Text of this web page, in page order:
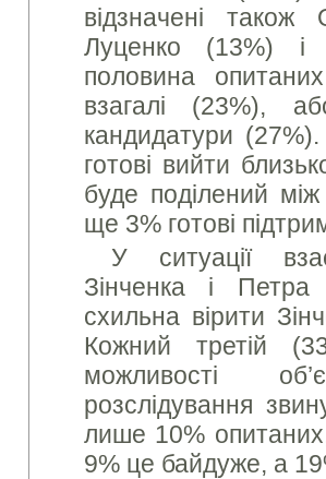
відзначені
Луценко (13%)
половина
взагалі (23%),
кандидатури
готові вийти
буде поділений
ще 3% готові
У ситуації
Зінченка і Петра
схильна вірити
Кожний третій
можливості
розслідування
лише 10%
9% це байдуже, а